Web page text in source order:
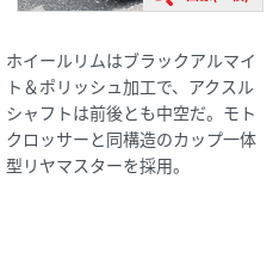
ホイールリムはブラックアルマイ
ト＆ポリッシュ加工で、アクスル
シャフトは前後とも中空だ。モト
クロッサーと同構造のカップ一体
型リヤマスターを採用。